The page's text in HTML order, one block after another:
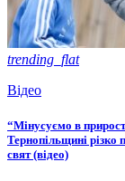
trending_flat
Відео
“Мінусуємо в
Тернопільщині різко
свят (відео)